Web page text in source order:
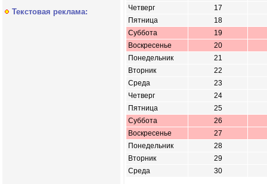
Текстовая реклама:
Четверг
17
Пятница
18
Суббота
19
Воскресенье
20
Понедельник
21
Вторник
22
Среда
23
Четверг
24
Пятница
25
Суббота
26
Воскресенье
27
Понедельник
28
Вторник
29
Среда
30